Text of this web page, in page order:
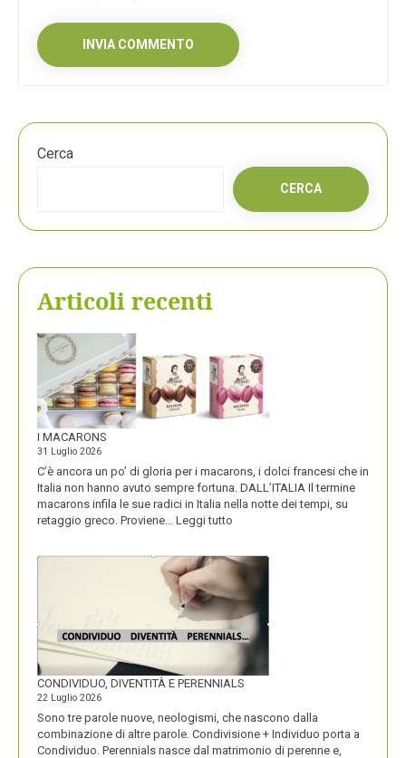
Cerca
CERCA
Articoli recenti
I MACARONS
31 Luglio 2026
C’è ancora un po’ di gloria per i macarons, i dolci francesi che in
Italia non hanno avuto sempre fortuna. DALL’ITALIA Il termine
macarons infila le sue radici in Italia nella notte dei tempi, su
retaggio greco. Proviene… Leggi tutto
MACARONS
CONDIVIDUO, DIVENTITÀ E PERENNIALS
22 Luglio 2026
Sono tre parole nuove, neologismi, che nascono dalla
combinazione di altre parole. Condivisione + Individuo porta a
Condividuo. Perennials nasce dal matrimonio di perenne e,